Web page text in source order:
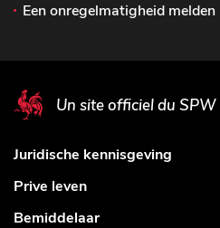
Een onregelmatigheid melden
Un site officiel du
Juridische kennisgeving
Prive leven
Bemiddelaar